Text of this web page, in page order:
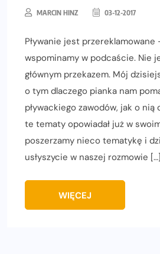
MARCIN HINZ 03-12-2017
Pływanie jest przereklamowane
wspominamy w podcaście. Nie
głównym przekazem. Mój
o tym dlaczego pianka nam
pływackiego zawodów, jak o nią
te tematy opowiadał już w
poszerzamy nieco tematykę i
usłyszycie w naszej rozmowie […]
WIĘCEJ